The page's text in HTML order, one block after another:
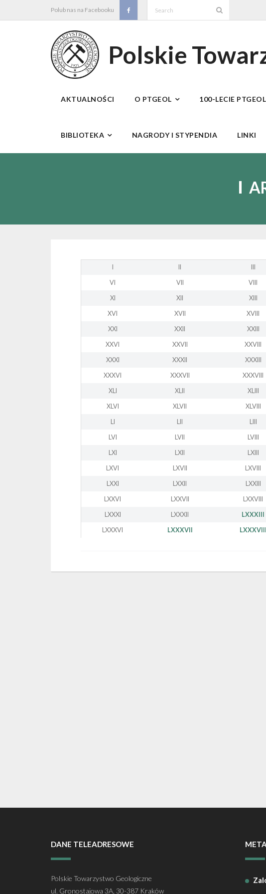
Polub nas na Facebooku
Polskie
AKTUALNOŚCI O PTGEOL 100-LECIE PTGEOL
BIBLIOTEKA NAGRODY I STYPENDIA LINKI
VI VII VIII
XI XII XIII
XVI XVII XVIII
XXI XXII XXIII
XXVI XXVII XXVIII
XXXI XXXII XXXIII
XXXVI XXXVII XXXVIII
XLI XLII XLIII
XLVI XLVII XLVIII
LI LII LIII
LVI LVII LVIII
LXI LXII LXIII
LXVI LXVII LXVIII
LXXI LXXII LXXIII
LXXVI LXXVII LXXVIII
LXXXI LXXXII LXXXIII
LXXXVI LXXXVII LXXXVIII
DANE TELEADRESOWE
Polskie Towarzystwo Geologiczne
ul. Gronostajowa 3A, 30-387 Kraków
META